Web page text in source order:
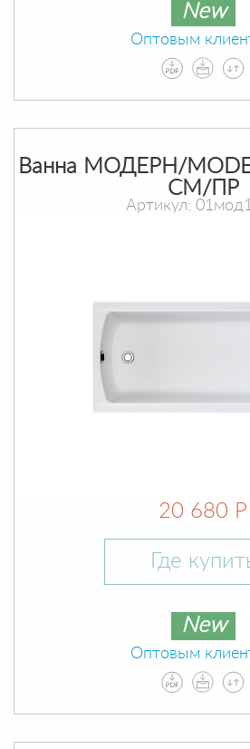
New
Оптовым
Ванна МОДЕРН/
СМ/ПР
Артикул:
20 680 Р
Где
New
Оптовым